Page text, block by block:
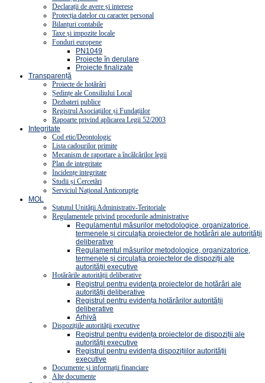
Declarații de avere și interese
Protecția datelor cu caracter personal
Bilanțuri contabile
Taxe și impozite locale
Fonduri europene
PN1049
Proiecte în derulare
Proiecte finalizate
Transparență
Proiecte de hotărâri
Ședințe ale Consiliului Local
Dezbateri publice
Registrul Asociațiilor și Fundațiilor
Rapoarte privind aplicarea Legii 52/2003
Integritate
Cod etic/Deontologic
Lista cadourilor primite
Mecanism de raportare a încălcărilor legii
Plan de integritate
Incidențe integritate
Studii și Cercetări
Serviciul Național Anticorupție
MOL
Statutul Unității Administrativ-Teritoriale
Regulamentele privind procedurile administrative
Regulamentul măsurilor metodologice, organizatorice,
termenele și circulația proiectelor de hotărâri ale autorității
deliberative
Regulamentul măsurilor metodologice, organizatorice,
termenele și circulația proiectelor de dispoziții ale
autorității executive
Hotărârile autorității deliberative
Registrul pentru evidenţa proiectelor de hotărâri ale
autorității deliberative
Registrul pentru evidența hotărârilor autorității
deliberative
Arhivă
Dispozițiile autorității executive
Registrul pentru evidența proiectelor de dispoziții ale
autorității executive
Registrul pentru evidența dispozițiilor autorității
executive
Documente și informații financiare
Alte documente